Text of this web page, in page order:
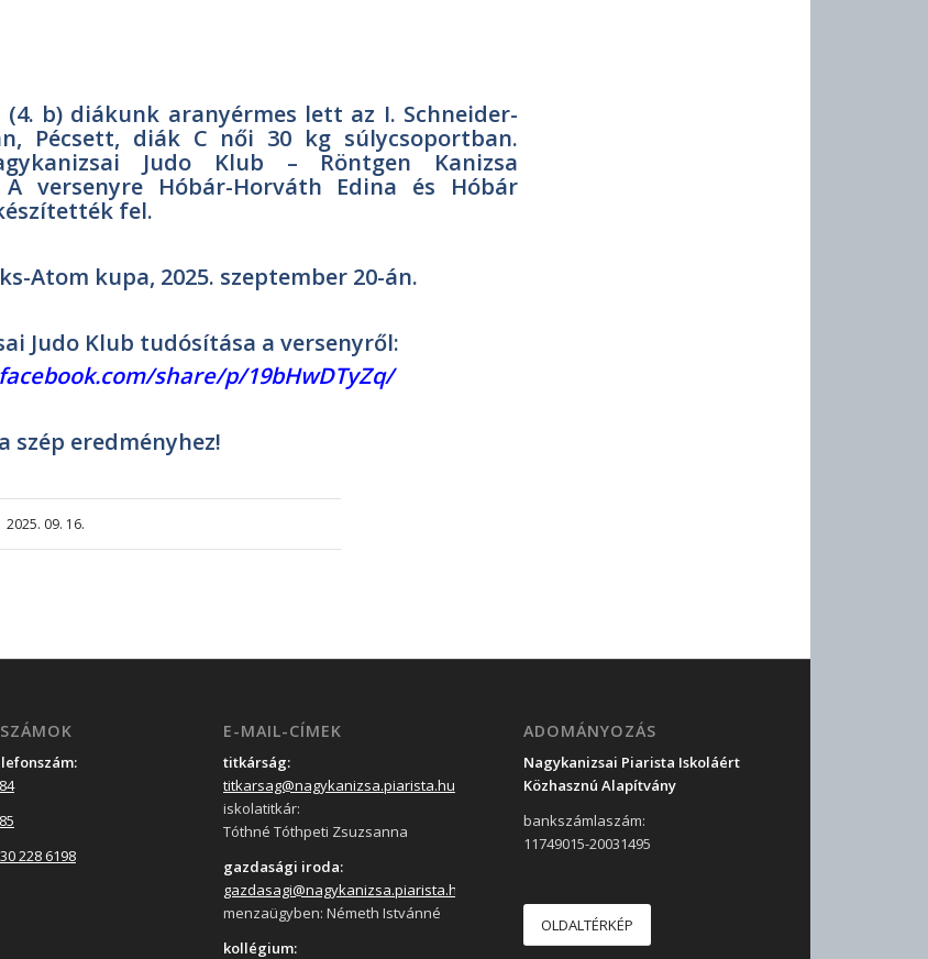
(4. b) diákunk aranyérmes lett az I. Schneider-
Pécsett, diák C női 30 kg súlycsoportban.
Judo Klub – Röntgen Kanizsa
A versenyre Hóbár-Horváth Edina és Hóbár
fel.
Atom kupa, 2025. szeptember 20-án.
Judo Klub tudósítása a versenyről:
share/p/19bHwDTyZq/
szép eredményhez!
2025. 09. 16.
228 6198
E-MAIL-CÍMEK
titkárság:
titkarsag@nagykanizsa.piarista.hu
iskolatitkár:
Tóthné Tóthpeti Zsuzsanna
gazdasági iroda:
gazdasagi@nagykanizsa.piarista.hu
menzaügyben: Németh Istvánné
kollégium:
ADOMÁNYOZÁS
Nagykanizsai Piarista Iskoláért
Közhasznú Alapítvány
bankszámlaszám:
11749015-20031495
OLDALTÉRKÉP